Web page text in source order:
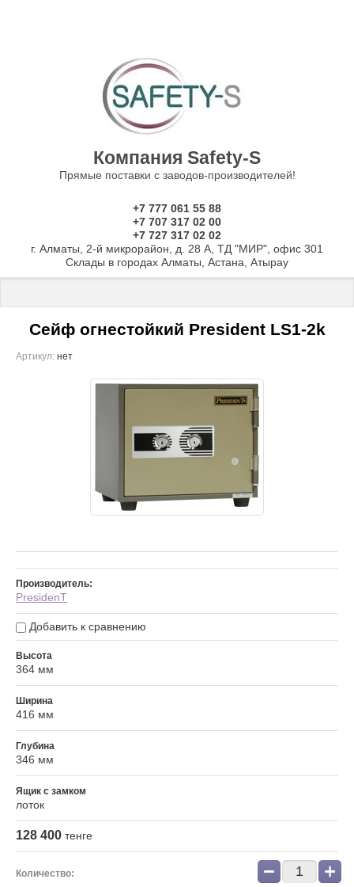
Компания Safety-S
Прямые поставки с заводов-производителей!
+7 777 061 55 88
+7 707 317 02 00
+7 727 317 02 02
г. Алматы, 2-й микрорайон, д. 28 А, ТД "МИР", офис 301
Склады в городах Алматы, Астана, Атырау
Главная \ Сейфы ОГНЕСТОЙКИЕ СЕЙФЫ Огнестойкие
Сейф огнестойкий President LS1-2k
Артикул: нет
Производитель:
PresidenT
Добавить к сравнению
Высота
364 мм
Ширина
416 мм
Глубина
346 мм
Ящик с замком
лоток
128 400 тенге
Количество: − +